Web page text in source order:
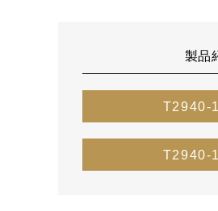
製品
T2940-
T2940-